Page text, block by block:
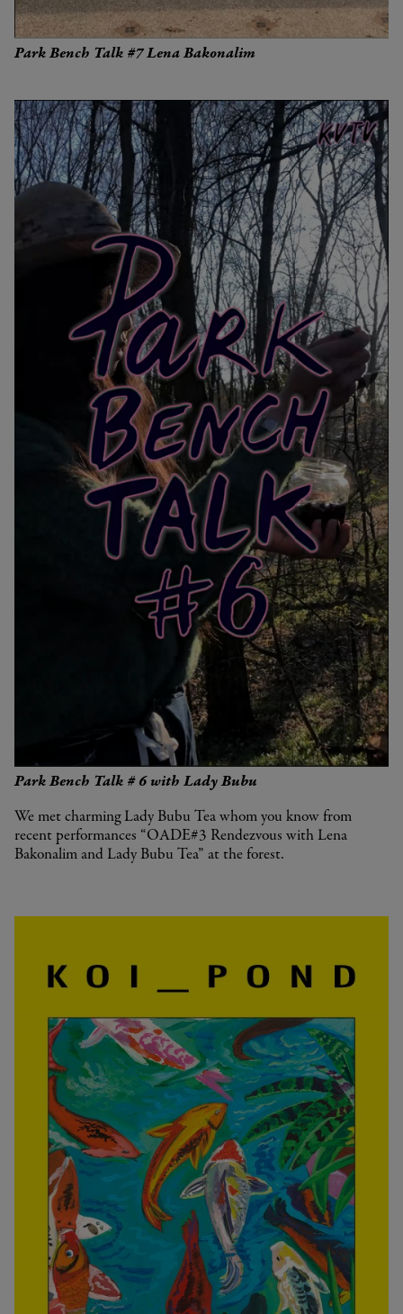
Park Bench Talk #7 Lena Bakonalim
Park Bench Talk # 6 with Lady Bubu
We met charming Lady Bubu Tea whom you know from
recent performances “OADE#3 Rendezvous with Lena
Bakonalim and Lady Bubu Tea” at the forest.